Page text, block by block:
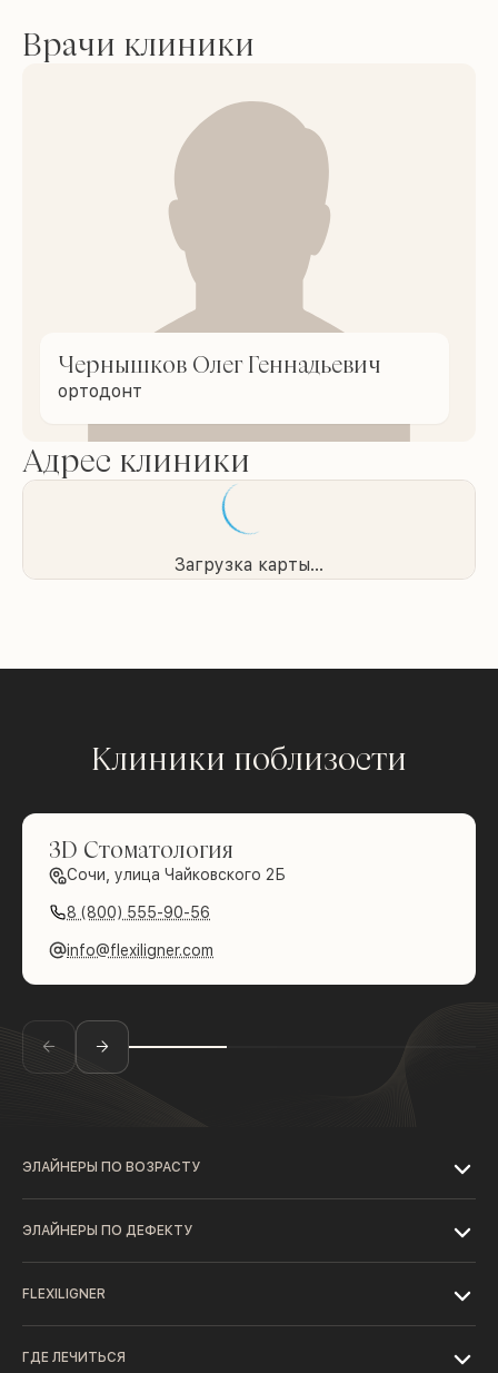
Врачи клиники
Чернышков Олег Геннадьевич
ортодонт
Адрес клиники
Загрузка карты...
Клиники поблизости
3D Стоматология
Сочи, улица Чайковского 2Б
8 (800) 555-90-56
info@flexiligner.com
ЭЛАЙНЕРЫ ПО ВОЗРАСТУ
ЭЛАЙНЕРЫ ПО ДЕФЕКТУ
FLEXILIGNER
ГДЕ ЛЕЧИТЬСЯ